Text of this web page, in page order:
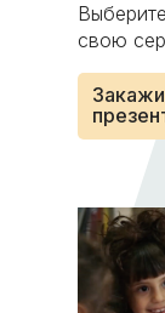
свою